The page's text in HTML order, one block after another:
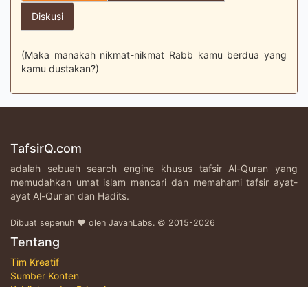
Diskusi
(Maka manakah nikmat-nikmat Rabb kamu berdua yang
kamu dustakan?)
TafsirQ.com
adalah sebuah search engine khusus tafsir Al-Quran yang
memudahkan umat islam mencari dan memahami tafsir ayat-
ayat Al-Qur'an dan Hadits.
Dibuat sepenuh ♥ oleh JavanLabs. © 2015-2026
Tentang
Tim Kreatif
Sumber Konten